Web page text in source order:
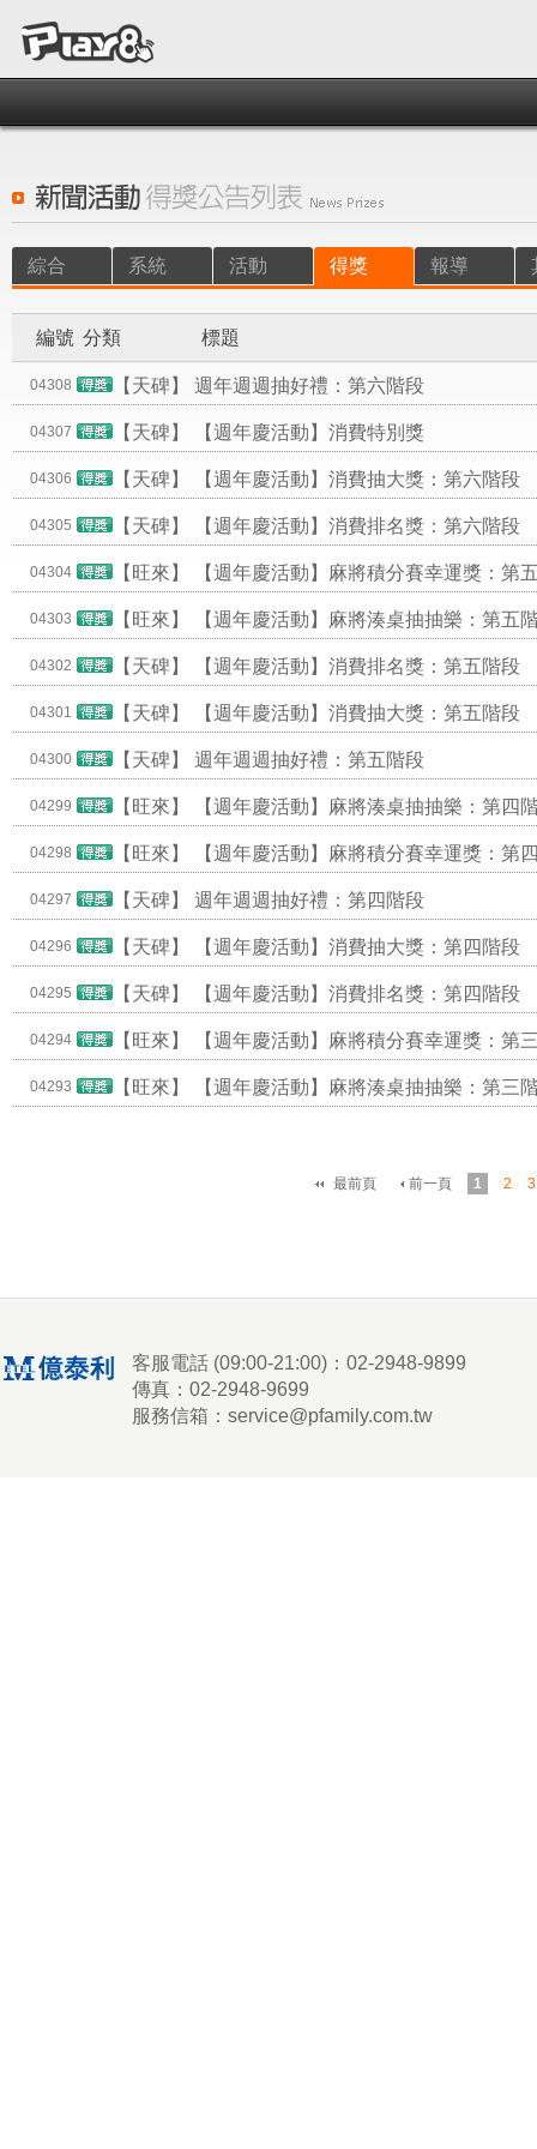
綜合 系統 活動 得獎 報導
編號 分類 標題
04308 【天碑】 週年週週抽好禮：第六階段
04307 【天碑】 【週年慶活動】消費特別獎
04306 【天碑】 【週年慶活動】消費抽大獎：第六階段
04305 【天碑】 【週年慶活動】消費排名獎：第六階段
04304 【旺來】 【週年慶活動】麻將積分賽幸運獎：第
04303 【旺來】 【週年慶活動】麻將湊桌抽抽樂：第五
04302 【天碑】 【週年慶活動】消費排名獎：第五階段
04301 【天碑】 【週年慶活動】消費抽大獎：第五階段
04300 【天碑】 週年週週抽好禮：第五階段
04299 【旺來】 【週年慶活動】麻將湊桌抽抽樂：第四
04298 【旺來】 【週年慶活動】麻將積分賽幸運獎：第
04297 【天碑】 週年週週抽好禮：第四階段
04296 【天碑】 【週年慶活動】消費抽大獎：第四階段
04295 【天碑】 【週年慶活動】消費排名獎：第四階段
04294 【旺來】 【週年慶活動】麻將積分賽幸運獎：第
04293 【旺來】 【週年慶活動】麻將湊桌抽抽樂：第三
最前頁 前一頁 1 2 3